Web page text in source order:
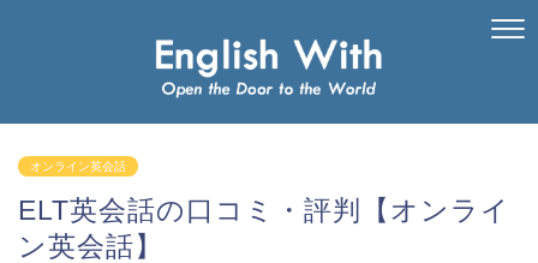
オンライン英会話
ELT英会話の口コミ・評判【オンライ
ン英会話】